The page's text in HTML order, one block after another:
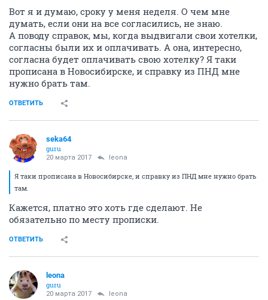
Вот я и думаю, сроку у меня неделя. О чем мне
думать, если они на все согласились, не знаю.
А поводу справок, мы, когда выдвигали свои хотелки,
согласны были их и оплачивать. А она, интересно,
согласна будет оплачивать свою хотелку? Я таки
прописана в Новосибирске, и справку из ПНД мне
нужно брать там.
ОТВЕТИТЬ
seka64
guru
20 марта 2017 leona
Я таки прописана в Новосибирске, и справку из ПНД мне нужно брать
там.
Кажется, платно это хоть где сделают. Не
обязательно по месту прописки.
ОТВЕТИТЬ
leona
guru
20 марта 2017 leona